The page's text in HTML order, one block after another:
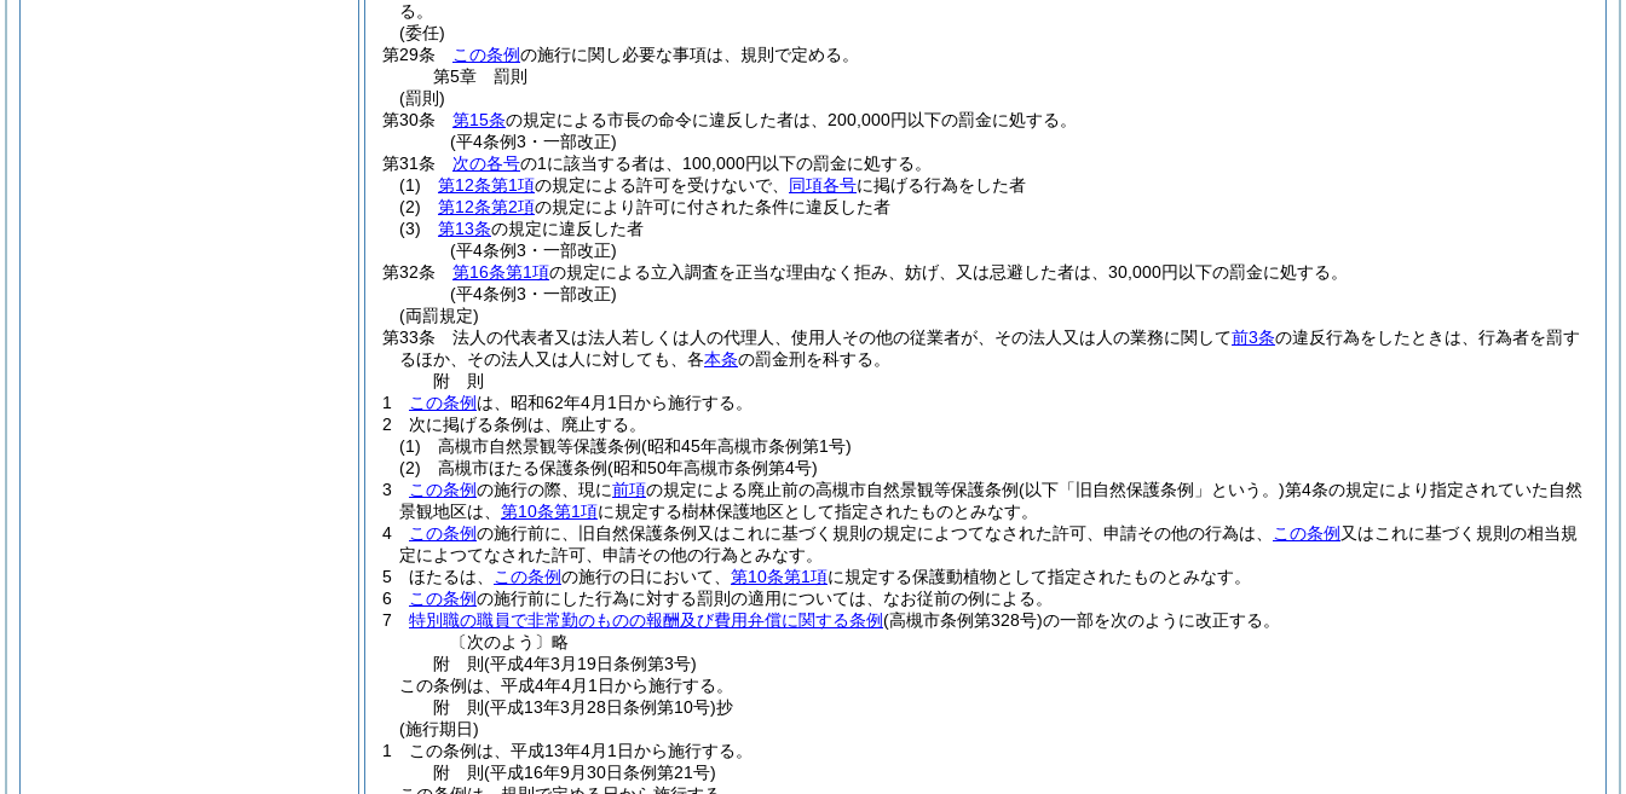
る。
(委任)
第29条
この条例の施行に関し必要な事項は、規則で定める。
第5章
罰則
(罰則)
第30条
第15条の規定による市長の命令に違反した者は、200,000円以下の罰金に処する。
(平4条例3・一部改正)
第31条
次の各号の1に該当する者は、100,000円以下の罰金に処する。
(1)
第12条第1項の規定による許可を受けないで、 同項各号に掲げる行為をした者
(2)
第12条第2項の規定により許可に付された条件に違反した者
(3)
第13条の規定に違反した者
(平4条例3・一部改正)
第32条
第16条第1項の規定による立入調査を正当な理由なく拒み、妨げ、又は忌避した者は、30,000円以下の罰金に処する。
(平4条例3・一部改正)
(両罰規定)
第33条
法人の代表者又は法人若しくは人の代理人、使用人その他の従業者が、その法人又は人の業務に関して前3条の違反行為をしたときは、行為者を罰す
るほか、その法人又は人に対しても、各本条の罰金刑を科する。
附 則
1
この条例 は、昭和62年4月1日から施行する。
2
次に掲げる条例は、廃止する。
(1)
高槻市自然景観等保護条例(昭和45年高槻市条例第1号)
(2)
高槻市ほたる保護条例(昭和50年高槻市条例第4号)
3
この条例の施行の際、現に前項の規定による廃止前の高槻市自然景観等保護条例(以下「旧自然保護条例」という。)第4条の規定により指定されていた自然
景観地区は、 第10条第1項に規定する樹林保護地区として指定されたものとみなす。
4
この条例の施行前に、旧自然保護条例又はこれに基づく規則の規定によつてなされた許可、申請その他の行為は、 この条例 又はこれに基づく規則の相当規
定によつてなされた許可、申請その他の行為とみなす。
5
ほたるは、 この条例の施行の日において、 第10条第1項に規定する保護動植物として指定されたものとみなす。
6
この条例の施行前にした行為に対する罰則の適用については、なお従前の例による。
7
特別職の職員で非常勤のものの報酬及び費用弁償に関する条例(高槻市条例第328号)の一部を次のように改正する。
〔次のよう〕略
附 則(平成4年3月19日条例第3号)
この条例は、平成4年4月1日から施行する。
附 則(平成13年3月28日条例第10号)抄
(施行期日)
1
この条例は、平成13年4月1日から施行する。
附 則(平成16年9月30日条例第21号)